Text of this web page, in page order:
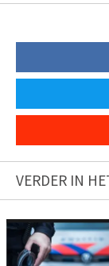
VERDER IN